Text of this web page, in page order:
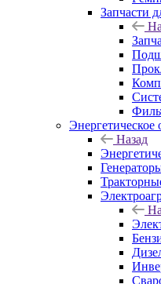
Запчасти
Энергетическое
Назад